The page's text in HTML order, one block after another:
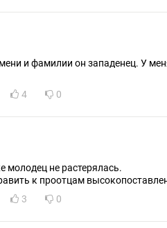
и фамилии он западенец. У
4 0
молодец не растерялась.
к проотцам
3 0